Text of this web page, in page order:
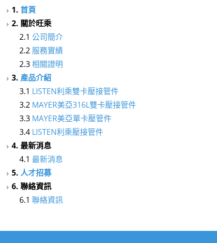
1. 首頁
2. 關於旺乘
2.1 公司簡介
2.2 服務實績
2.3相關證明
3. 產品介紹
3.1 LISTEN利乘雙卡壓接管件
3.2 MAYER美亞316L雙卡壓接管件
3.3 MAYER美亞單卡壓管件
3.4 LISTEN利乘壓接管件
4. 最新消息
4.1 最新消息
5. 人才招募
6. 聯絡資訊
6.1 聯絡資訊